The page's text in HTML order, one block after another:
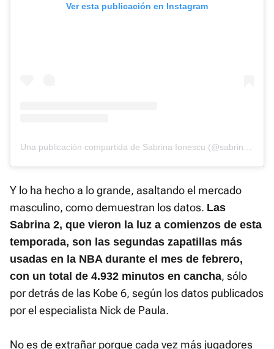
Ver esta publicación en Instagram
Una publicación compartida de Sabrina Ionescu (@sabrina_i)
Y lo ha hecho a lo grande, asaltando el mercado
masculino, como demuestran los datos. Las
Sabrina 2, que vieron la luz a comienzos de esta
temporada, son las segundas zapatillas más
usadas en la NBA durante el mes de febrero,
con un total de 4.932 minutos en cancha, sólo
por detrás de las Kobe 6, según los datos publicados
por el especialista Nick de Paula.
No es de extrañar porque cada vez más jugadores